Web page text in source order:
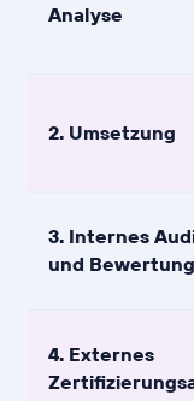
Analyse
2. Umsetzung
3. Internes
und Bewertung
4. Externes